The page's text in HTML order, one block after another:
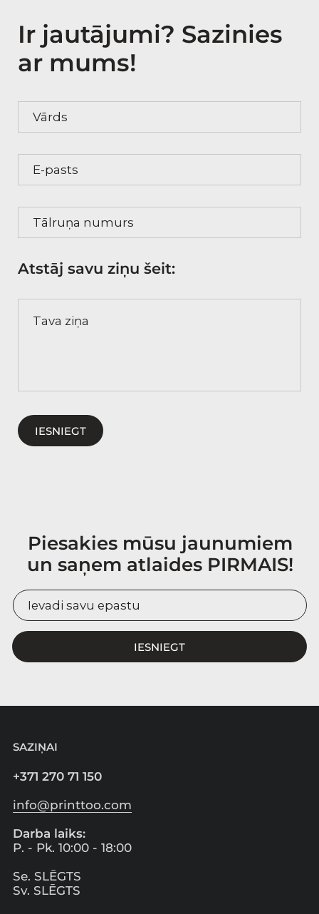
Ir jautājumi? Sazinies
ar mums!
Atstāj savu ziņu šeit:
IESNIEGT
Piesakies mūsu jaunumiem
un saņem atlaides PIRMAIS!
IESNIEGT
SAZIŅAI
+371 270 71 150
info@printtoo.com
Darba laiks:
P. - Pk. 10:00 - 18:00
Se. SLĒGTS
Sv. SLĒGTS